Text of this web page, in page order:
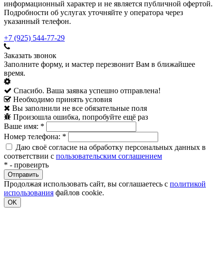
информационный характер и не является публичной офертой.
Подробности об услугах уточняйте у оператора через
указанный телефон.
+7 (925) 544-77-29
Заказать звонок
Заполните форму, и мастер перезвонит Вам в ближайшее
время.
Спасибо. Ваша заявка успешно отправлена!
Необходимо принять условия
Вы заполнили не все обязательные поля
Произошла ошибка, попробуйте ещё раз
Ваше имя: *
Номер телефона: *
Даю своё согласие на обработку персональных данных в
соответствии с пользовательским соглашением
* - провеирть
Продолжая использовать сайт, вы соглашаетесь с политикой
использования файлов cookie.
OK